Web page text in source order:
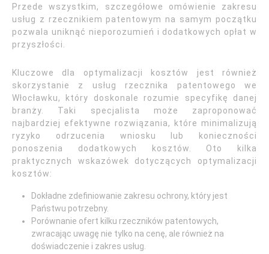
Przede wszystkim, szczegółowe omówienie zakresu
usług z rzecznikiem patentowym na samym początku
pozwala uniknąć nieporozumień i dodatkowych opłat w
przyszłości.
Kluczowe dla optymalizacji kosztów jest również
skorzystanie z usług rzecznika patentowego we
Włocławku, który doskonale rozumie specyfikę danej
branży. Taki specjalista może zaproponować
najbardziej efektywne rozwiązania, które minimalizują
ryzyko odrzucenia wniosku lub konieczności
ponoszenia dodatkowych kosztów. Oto kilka
praktycznych wskazówek dotyczących optymalizacji
kosztów:
Dokładne zdefiniowanie zakresu ochrony, który jest
Państwu potrzebny.
Porównanie ofert kilku rzeczników patentowych,
zwracając uwagę nie tylko na cenę, ale również na
doświadczenie i zakres usług.